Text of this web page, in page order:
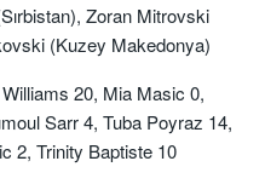
Zoran Mitrovski
(Kuzey Makedonya)
20, Mia Masic 0,
Sarr 4, Tuba Poyraz 14,
2, Trinity Baptiste 10